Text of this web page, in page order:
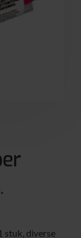
stuk, diverse